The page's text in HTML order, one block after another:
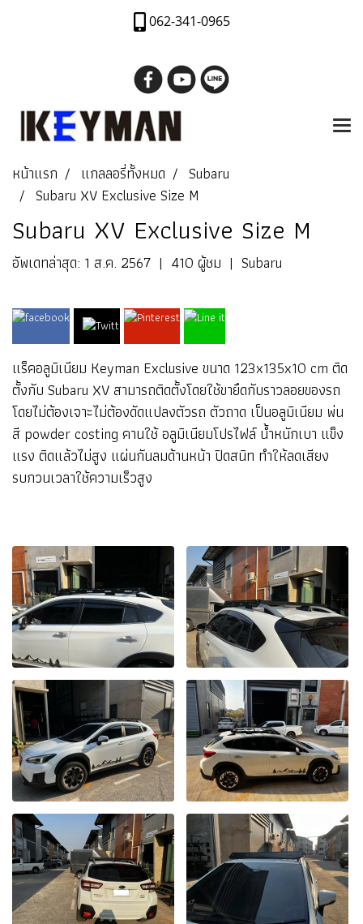
062-341-0965
หน้าแรก แกลลอรี่ทั้งหมด
Subaru
Subaru XV Exclusive Size M
Subaru XV Exclusive Size M
อัพเดทล่าสุด: 1 ส.ค. 2567 | 410 ผู้ชม | Subaru
แร็คอลูมิเนียม Keyman Exclusive ขนาด 123x135x10 cm ติด
ตั้งกับ Subaru XV สามารถติดตั้งโดยใช้ขายึดกับราวลอยของรถ
โดยไม่ต้องเจาะไม่ต้องดัดแปลงตัวรถ ตัวถาด เป็นอลูมิเนียม พ่น
สี powder costing คานใช้ อลูมิเนียมโปรไฟล์ น้ำหนักเบา แข็ง
แรง ติดแล้วไม่สูง แผ่นกันลมด้านหน้า ปิดสนิท ทำให้ลดเสียง
รบกวนเวลาใช้ความเร็วสูง